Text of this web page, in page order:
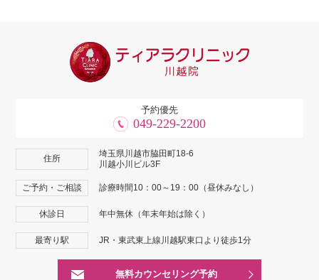
予約優先
049-229-2200
住所
埼玉県川越市脇田町18-6
川越小川ビル3F
ご予約・ご相談 診療時間10：00～19：00（昼休みなし）
休診日 年中無休（年末年始は除く）
最寄り駅 JR・東武東上線川越駅東口より徒歩1分
無料カウンセリング予約